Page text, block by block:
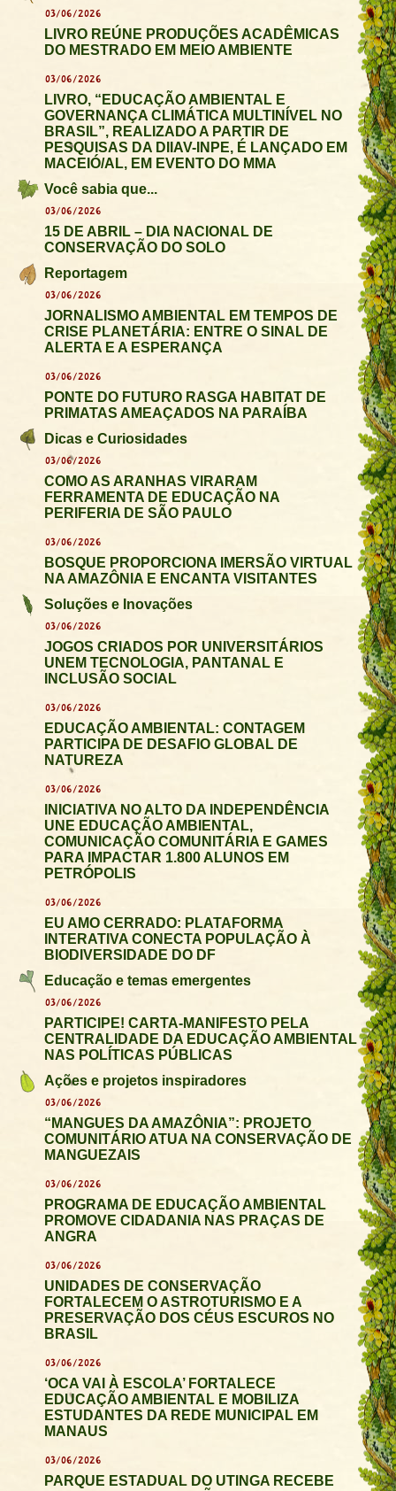
03/06/2026
LIVRO REÚNE PRODUÇÕES ACADÊMICAS
DO MESTRADO EM MEIO AMBIENTE
03/06/2026
LIVRO, “EDUCAÇÃO AMBIENTAL E
GOVERNANÇA CLIMÁTICA MULTINÍVEL NO
BRASIL”, REALIZADO A PARTIR DE
PESQUISAS DA DIIAV-INPE, É LANÇADO EM
MACEIÓ/AL, EM EVENTO DO MMA
Você sabia que...
03/06/2026
15 DE ABRIL – DIA NACIONAL DE
CONSERVAÇÃO DO SOLO
Reportagem
03/06/2026
JORNALISMO AMBIENTAL EM TEMPOS DE
CRISE PLANETÁRIA: ENTRE O SINAL DE
ALERTA E A ESPERANÇA
03/06/2026
PONTE DO FUTURO RASGA HABITAT DE
PRIMATAS AMEAÇADOS NA PARAÍBA
Dicas e Curiosidades
03/06/2026
COMO AS ARANHAS VIRARAM
FERRAMENTA DE EDUCAÇÃO NA
PERIFERIA DE SÃO PAULO
03/06/2026
BOSQUE PROPORCIONA IMERSÃO VIRTUAL
NA AMAZÔNIA E ENCANTA VISITANTES
Soluções e Inovações
03/06/2026
JOGOS CRIADOS POR UNIVERSITÁRIOS
UNEM TECNOLOGIA, PANTANAL E
INCLUSÃO SOCIAL
03/06/2026
EDUCAÇÃO AMBIENTAL: CONTAGEM
PARTICIPA DE DESAFIO GLOBAL DE
NATUREZA
03/06/2026
INICIATIVA NO ALTO DA INDEPENDÊNCIA
UNE EDUCAÇÃO AMBIENTAL,
COMUNICAÇÃO COMUNITÁRIA E GAMES
PARA IMPACTAR 1.800 ALUNOS EM
PETRÓPOLIS
03/06/2026
EU AMO CERRADO: PLATAFORMA
INTERATIVA CONECTA POPULAÇÃO À
BIODIVERSIDADE DO DF
Educação e temas emergentes
03/06/2026
PARTICIPE! CARTA-MANIFESTO PELA
CENTRALIDADE DA EDUCAÇÃO AMBIENTAL
NAS POLÍTICAS PÚBLICAS
Ações e projetos inspiradores
03/06/2026
“MANGUES DA AMAZÔNIA”: PROJETO
COMUNITÁRIO ATUA NA CONSERVAÇÃO DE
MANGUEZAIS
03/06/2026
PROGRAMA DE EDUCAÇÃO AMBIENTAL
PROMOVE CIDADANIA NAS PRAÇAS DE
ANGRA
03/06/2026
UNIDADES DE CONSERVAÇÃO
FORTALECEM O ASTROTURISMO E A
PRESERVAÇÃO DOS CÉUS ESCUROS NO
BRASIL
03/06/2026
‘OCA VAI À ESCOLA’ FORTALECE
EDUCAÇÃO AMBIENTAL E MOBILIZA
ESTUDANTES DA REDE MUNICIPAL EM
MANAUS
03/06/2026
PARQUE ESTADUAL DO UTINGA RECEBE